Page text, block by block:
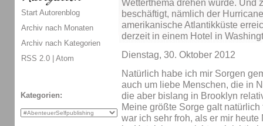
Wetterthema drehen würde. Und
beschäftigt, nämlich der
amerikanische Atlantikküste
derzeit in einem Hotel in
Dienstag, 30. Oktober 2012
Natürlich habe ich mir Sorgen
auch um liebe Menschen, die in
die aber bislang in Brooklyn
Meine größte Sorge galt
war ich sehr froh, als er mir
Start Autorenblog
Archiv nach Monaten
Archiv nach Kategorien
RSS 2.0 | Atom
Kategorien: